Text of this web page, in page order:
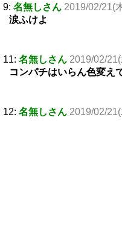
9: 名無しさん 2019/02/21(
涙ふけよ
11: 名無しさん 2019/02/
コンパチはいらん色変え
12: 名無しさん 2019/02/